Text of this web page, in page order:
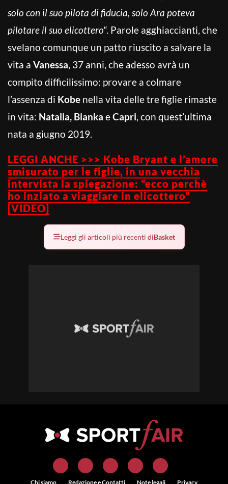
solo con il suo pilota di fiducia, solo Ara poteva
pilotare il suo elicottero“. Parole agghiaccianti, che
svelano comunque un patto riuscito a salvare la
vita a Vanessa, 37 anni, che adesso avrà un
compito difficilissimo: provare a colmare
l’assenza di Kobe nella vita delle tre figlie rimaste
in vita: Natalia, Bianka eCapri, con quest’ultima
nata a giugno 2019.
LEGGI ANCHE >>> Kobe Bryant e l’amore
smisurato per le figlie, in una vecchia
intervista la spiegazione: “ecco perchè
ho inziato a viaggiare in elicottero”
[VIDEO]
Leggi gli articoli più recenti diBasket
Chi siamo Redazione e Contatti Note legali Privacy